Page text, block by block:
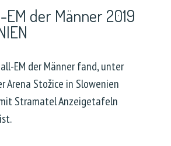
der Männer 2019
EM der Männer fand, unter
Arena Stožice in Slowenien
Stramatel Anzeigetafeln